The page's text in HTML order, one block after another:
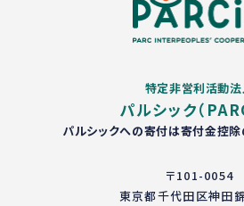
特定非営利活動
パルシック（
パルシックへの寄付は寄付金控除
〒101-0054
東京都千代田区神田